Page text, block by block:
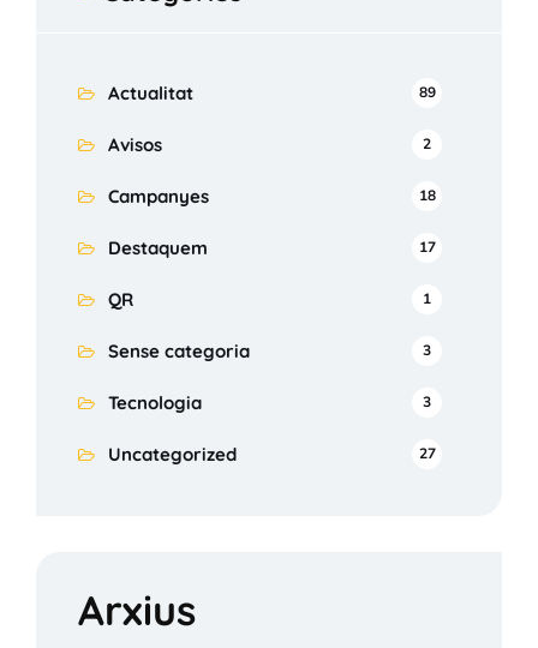
Actualitat 89
Avisos 2
Campanyes 18
Destaquem 17
QR 1
Sense categoria 3
Tecnologia 3
Uncategorized 27
Arxius